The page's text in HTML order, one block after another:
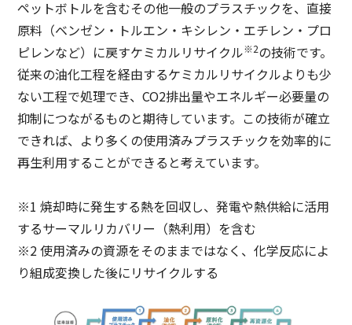
ペットボトルを含むその他一般のプラスチックを、直接
原料（ベンゼン・トルエン・キシレン・エチレン・プロ
ピレンなど）に戻すケミカルリサイクル※2の技術です。
従来の油化工程を経由するケミカルリサイクルよりも少
ない工程で処理でき、CO2排出量やエネルギー必要量の
抑制につながるものと期待しています。この技術が確立
できれば、より多くの使用済みプラスチックを効率的に
再生利用することができると考えています。
※1 焼却時に発生する熱を回収し、発電や熱供給に活用
するサーマルリカバリー（熱利用）を含む
※2 使用済みの資源をそのままではなく、化学反応によ
り組成変換した後にリサイクルする